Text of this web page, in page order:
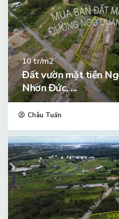
10tr/m2
Đất vườn mặt tiền
Nhơn Đức, ...
Châu Tuấn